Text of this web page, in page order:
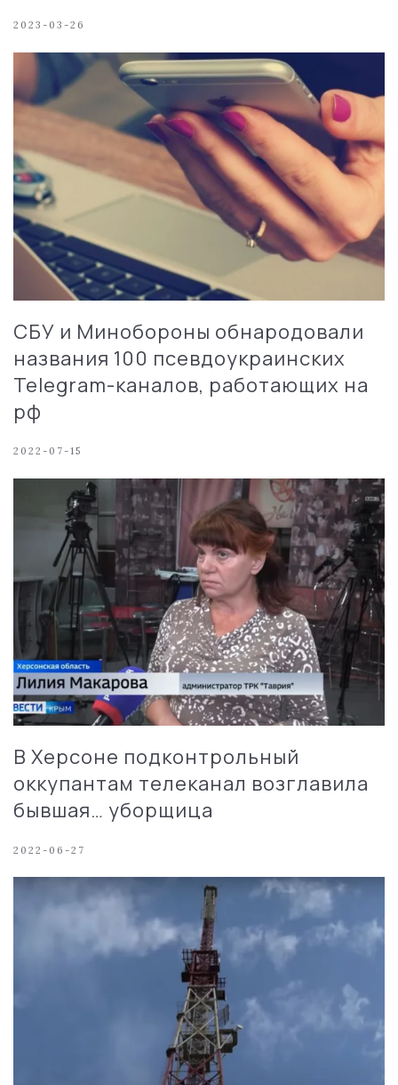
2023-03-26
СБУ и Минобороны обнародовали
названия 100 псевдоукраинских
Telegram-каналов, работающих на
рф
2022-07-15
В Херсоне подконтрольный
оккупантам телеканал возглавила
бывшая… уборщица
2022-06-27